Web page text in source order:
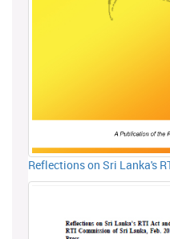
Reflections on Sri Lanka's